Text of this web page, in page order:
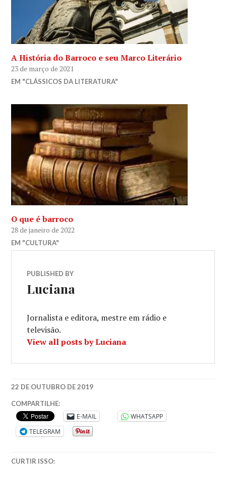
A História do Barroco e seu Marco Literário
23 de março de 2021
EM "CLÁSSICOS DA LITERATURA"
O que é barroco
28 de janeiro de 2022
EM "CULTURA"
PUBLISHED BY
Luciana
Jornalista e editora, mestre em rádio e
televisão.
View all posts by Luciana
22 DE OUTUBRO DE 2019
ARTE,
BARROCO,
BARROCO
NO
BARROCA
COMPARTILHE:
E-MAIL
WHATSAPP
TELEGRAM
CURTIR ISSO: